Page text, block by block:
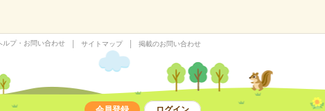
ルプ・お問い合わせ サイトマップ 掲載のお問い合わせ